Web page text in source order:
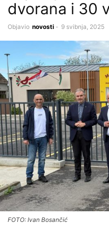
dvorana i 30
Objavio novosti - 9 svibnja, 2025
FOTO: Ivan Bosančić